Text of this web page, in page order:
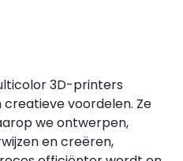
3D-printers
voordelen. Ze
we ontwerpen,
en creëren,